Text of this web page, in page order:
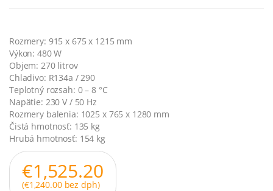
Rozmery: 915 x 675 x 1215 mm
Výkon: 480 W
Objem: 270 litrov
Chladivo: R134a / 290
Teplotný rozsah: 0 – 8 °C
Napätie: 230 V / 50 Hz
Rozmery balenia: 1025 x 765 x 1280 mm
Čistá hmotnosť: 135 kg
Hrubá hmotnosť: 154 kg
€1,525.20
(€1,240.00bez dph)